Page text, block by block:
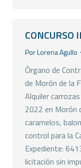
CONCURSO
PorLorena Agullo
Órgano de
de Morón de la
Alquiler
2022 en Morón
caramelos,
control para la
Expediente:
licitación sin